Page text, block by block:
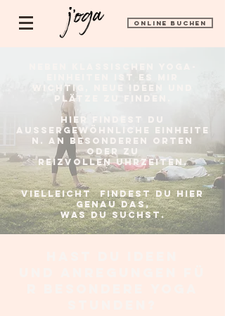
ONLINE BUCHEN
Neben klassischeN Yoga-
Einheiten ist es Mir
wichtig,
neue Ideen und
Plätze zu Finden.
Hier findest DU
aussergewöhnlichE Einheite
n. An besonderen Orten
oder zu
reizvollen Uhrzeiten.
Vielleicht findest du Hier
Genau Das,
was du suchst.